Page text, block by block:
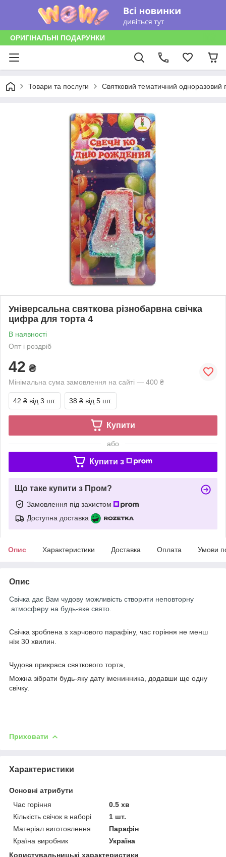
ОРИГІНАЛЬНІ ПОДАРУНКИ
Товари та послуги Святковий тематичний одноразовий
Універсальна святкова різнобарвна свічка
цифра для торта 4
В наявності
Опт і роздріб
42 ₴
Мінімальна сума замовлення на сайті — 400 ₴
42 ₴ від 3 шт. 38 ₴ від 5 шт.
Купити
або
Купити з
Що таке купити з Пром?
Замовлення під захистом
Доступна доставка
Опис Характеристики Доставка Оплата Умови
Опис
Свічка дає Вам чудову можливість створити неповторну
атмосферу на будь-яке свято.
Свічка зроблена з харчового парафіну, час горіння не менш
ніж 30 хвилин.
Чудова прикраса святкового торта,
Можна зібрати будь-яку дату іменинника, додавши ще одну
свічку.
Приховати
Характеристики
Основні атрибути
Час горіння
0.5 хв
Кількість свічок в наборі
1 шт.
Матеріал виготовлення
Парафін
Країна виробник
Україна
Користувальницькі характеристики